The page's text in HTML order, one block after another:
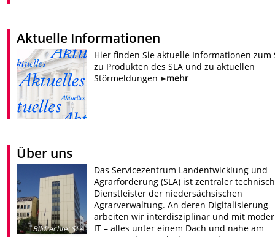
Aktuelle Informationen
Hier finden Sie aktuelle Informationen zum
zu Produkten des SLA und zu aktuellen
Störmeldungen
mehr
Über uns
Bildrechte:SLA
Das Servicezentrum Landentwicklung und
Agrarförderung (SLA) ist zentraler
Dienstleister der niedersächsischen
Agrarverwaltung. An deren Digitalisierung
arbeiten wir interdisziplinär und mit
IT – alles unter einem Dach und nahe am